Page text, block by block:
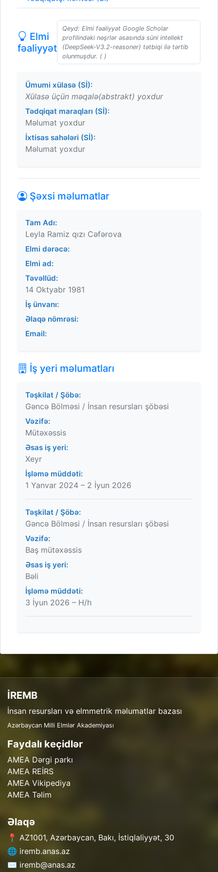
Elmi
fəaliyyət
Qeyd: Elmi fəaliyyət Google Scholar
profilindəki nəşrlər əsasında süni intellekt
(DeepSeek-V3.2-reasoner) tətbiqi ilə tərtib
olunmuşdur. ( )
Ümumi xülasə (Sİ):
Xülasə üçün məqalə(abstrakt) yoxdur
Tədqiqat maraqları (Sİ):
Məlumat yoxdur
İxtisas sahələri (Sİ):
Məlumat yoxdur
Şəxsi məlumatlar
Tam Adı:
Leyla Ramiz qızı Cəfərova
Elmi dərəcə:
Elmi ad:
Təvəllüd:
14 Oktyabr 1981
İş ünvanı:
Əlaqə nömrəsi:
Email:
İş yeri məlumatları
Təşkilat / Şöbə:
Gəncə Bölməsi / İnsan resursları şöbəsi
Vəzifə:
Mütəxəssis
Əsas iş yeri:
Xeyr
İşləmə müddəti:
1 Yanvar 2024 – 2 İyun 2026
Təşkilat / Şöbə:
Gəncə Bölməsi / İnsan resursları şöbəsi
Vəzifə:
Baş mütəxəssis
Əsas iş yeri:
Bəli
İşləmə müddəti:
3 İyun 2026 – H/h
İREMB
İnsan resursları və elmmetrik məlumatlar bazası
Azərbaycan Milli Elmlər Akademiyası
Faydalı keçidlər
AMEA Dərgi parkı
AMEA REİRS
AMEA Vikipediya
AMEA Təlim
Əlaqə
📍 AZ1001, Azərbaycan, Bakı, İstiqlaliyyət, 30
🌐 iremb.anas.az
✉️ iremb@anas.az